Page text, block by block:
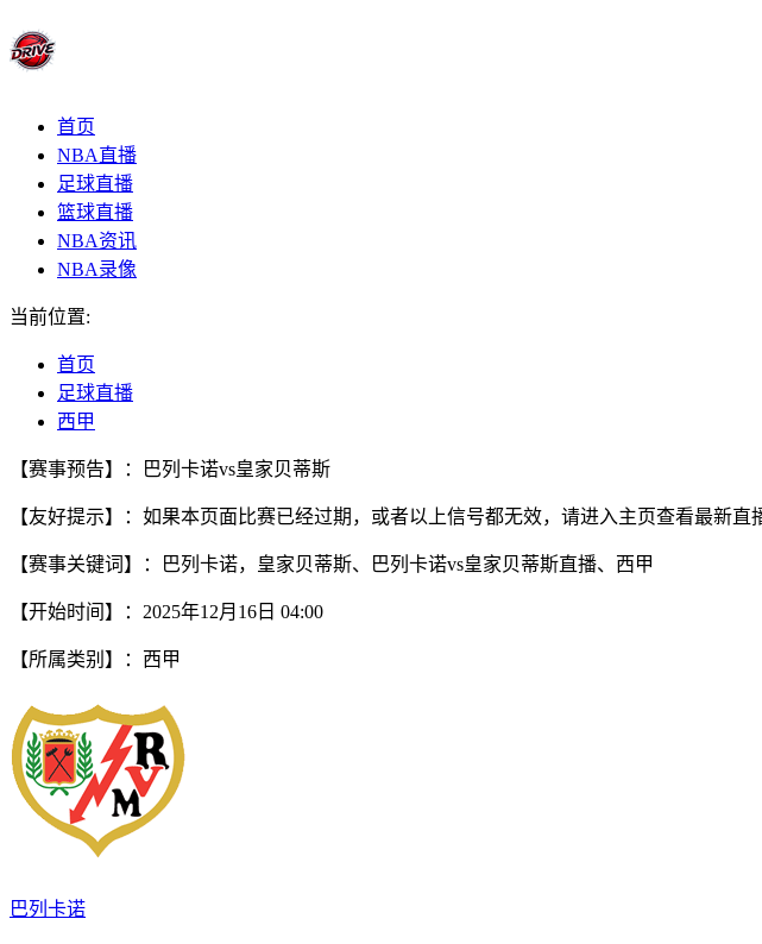
首页
NBA直播
足球直播
篮球直播
NBA资讯
NBA录像
当前位置:
首页
足球直播
西甲
【赛事预告】：巴列卡诺vs皇家贝蒂斯
【友好提示】：如果本页面比赛已经过期，或者以上信号都无效，请进入主页查看最新直
【赛事关键词】：巴列卡诺，皇家贝蒂斯、巴列卡诺vs皇家贝蒂斯直播、西甲
【开始时间】：2025年12月16日 04:00
【所属类别】：西甲
巴列卡诺